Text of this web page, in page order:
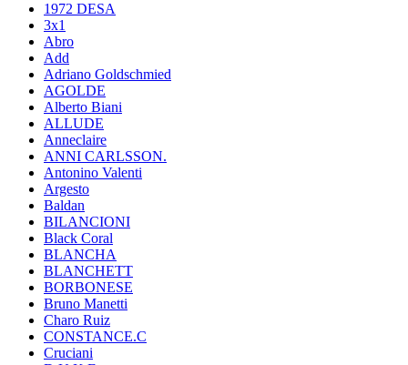
1972 DESA
3x1
Abro
Add
Adriano Goldschmied
AGOLDE
Alberto Biani
ALLUDE
Anneclaire
ANNI CARLSSON.
Antonino Valenti
Argesto
Baldan
BILANCIONI
Black Coral
BLANCHA
BLANCHETT
BORBONESE
Bruno Manetti
Charo Ruiz
CONSTANCE.C
Cruciani